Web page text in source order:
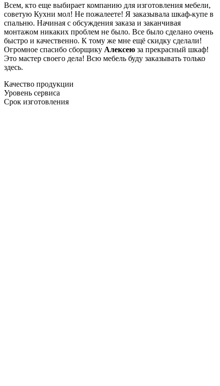
Всем, кто еще выбирает компанию для изготовления мебели,
советую Кухни мол! Не пожалеете! Я заказывала шкаф-купе в
спальню. Начиная с обсуждения заказа и заканчивая
монтажом никаких проблем не было. Все было сделано очень
быстро и качественно. К тому же мне ещё скидку сделали!
Огромное спасибо сборщику Алексею за прекрасный шкаф!
Это мастер своего дела! Всю мебель буду заказывать только
здесь.
Качество продукции
Уровень сервиса
Срок изготовления